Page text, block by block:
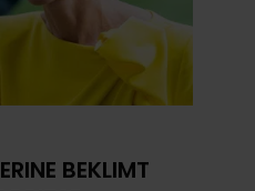
BEKLIMT